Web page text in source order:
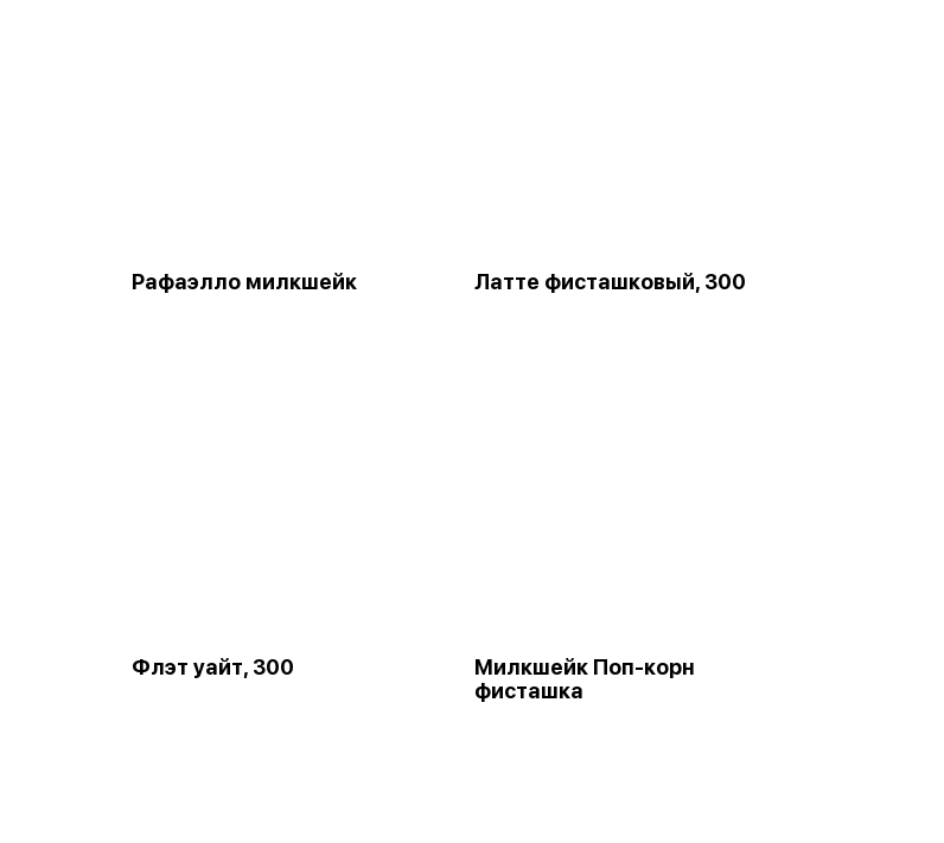
Рафаэлло милкшейк Латте фисташковый, 300
Флэт уайт, 300
Милкшейк Поп-корн
фисташка